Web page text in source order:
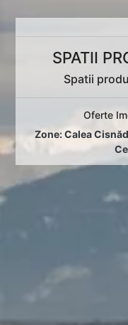
SPATII
Spatii
Oferte
Zone:Calea